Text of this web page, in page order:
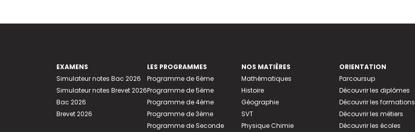
EXAMENS
Simulateur notes Bac 2026
Simulateur notes Brevet 2026
Bac 2026
Brevet 2026
LES PROGRAMMES
Programme de 6ème
Programme de 5ème
Programme de 4ème
Programme de 3ème
Programme de Seconde
NOS MATIÈRES
Mathématiques
Histoire
Géographie
SVT
Physique Chimie
ORIENTATION
Parcoursup
Découvrir les diplômes
Découvrir les formations
Découvrir les métiers
Découvrir les écoles